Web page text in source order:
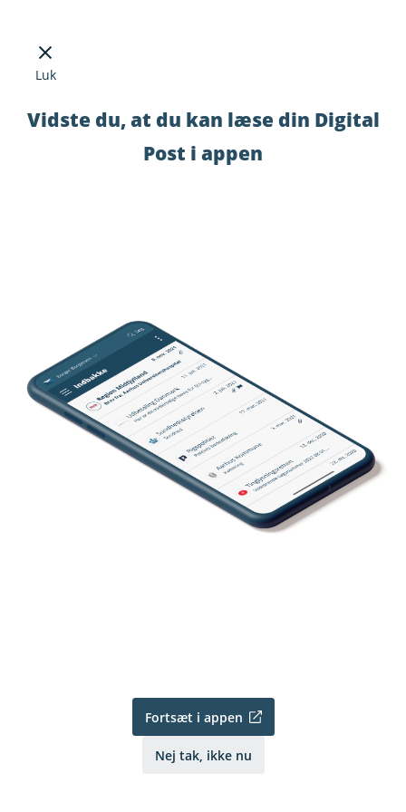
Luk
Vidste du, at du kan læse din Digital
Post i appen
Fortsæt i appen
Nej tak, ikke nu